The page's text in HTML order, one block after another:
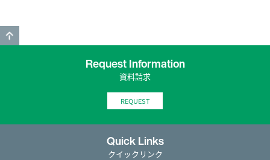
Request Information
資料請求
REQUEST
Quick Links
クイックリンク